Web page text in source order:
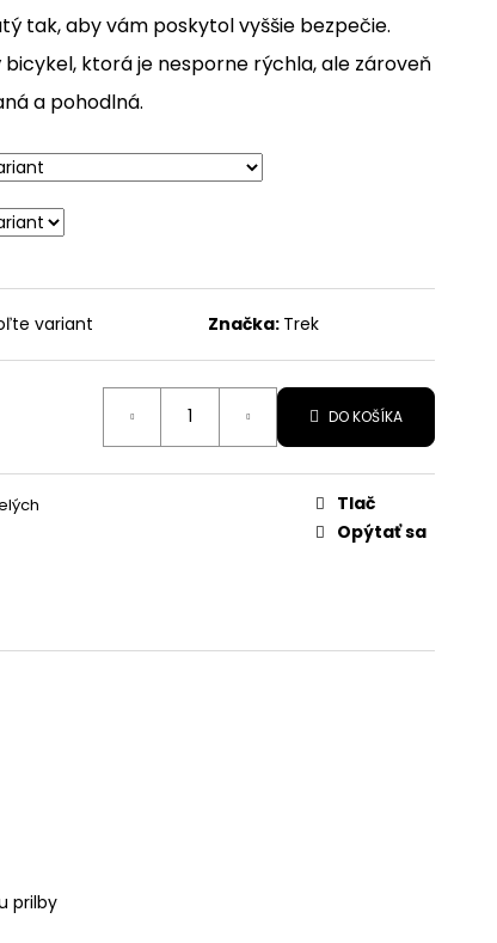
tak, aby vám poskytol vyššie bezpečie.
ktorá je nesporne rýchla, ale zároveň
a pohodlná.
variant Značka: Trek
DO KOŠÍKA
Tlač
Opýtať sa
prilby